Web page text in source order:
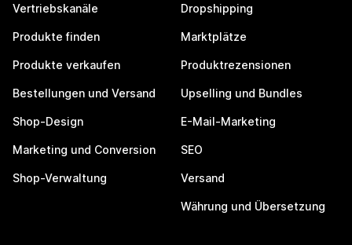
Vertriebskanäle
Produkte finden
Produkte verkaufen
Bestellungen und Versand
Shop-Design
Marketing und Conversion
Shop-Verwaltung
Dropshipping
Marktplätze
Produktrezensionen
Upselling und Bundles
E-Mail-Marketing
SEO
Versand
Währung und Übersetzung